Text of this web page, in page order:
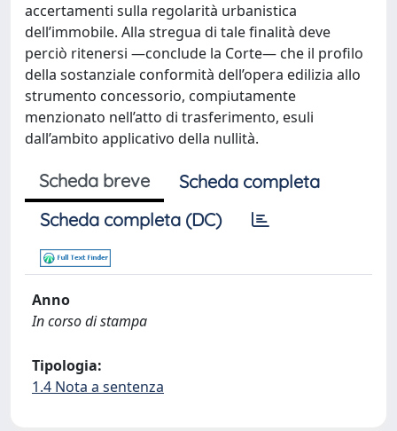
accertamenti sulla regolarità urbanistica
dell’immobile. Alla stregua di tale finalità deve
perciò ritenersi —conclude la Corte— che il profilo
della sostanziale conformità dell’opera edilizia allo
strumento concessorio, compiutamente
menzionato nell’atto di trasferimento, esuli
dall’ambito applicativo della nullità.
Scheda breve
Scheda completa
Scheda completa (DC)
Anno
In corso di stampa
Tipologia:
1.4 Nota a sentenza